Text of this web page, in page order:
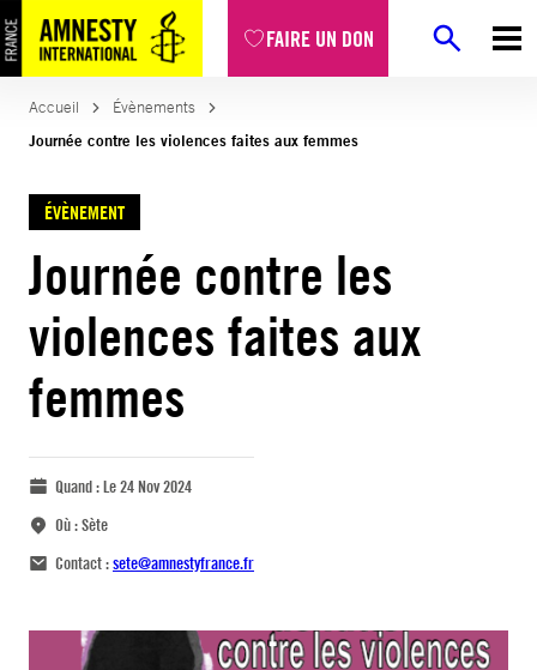
FAIRE UN DON
Accueil
Évènements
Journée contre les violences faites aux femmes
ÉVÈNEMENT
Journée contre les
violences faites aux
femmes
Quand :Le 24 Nov 2024
Où :Sète
Contact :sete@amnestyfrance.fr